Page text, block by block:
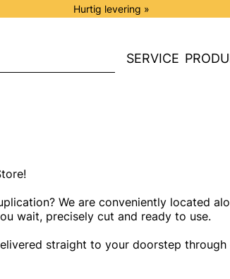
Hurtig levering »
SERVICE
We are conveniently located
wait, precisely cut and ready to use.
straight to your doorstep